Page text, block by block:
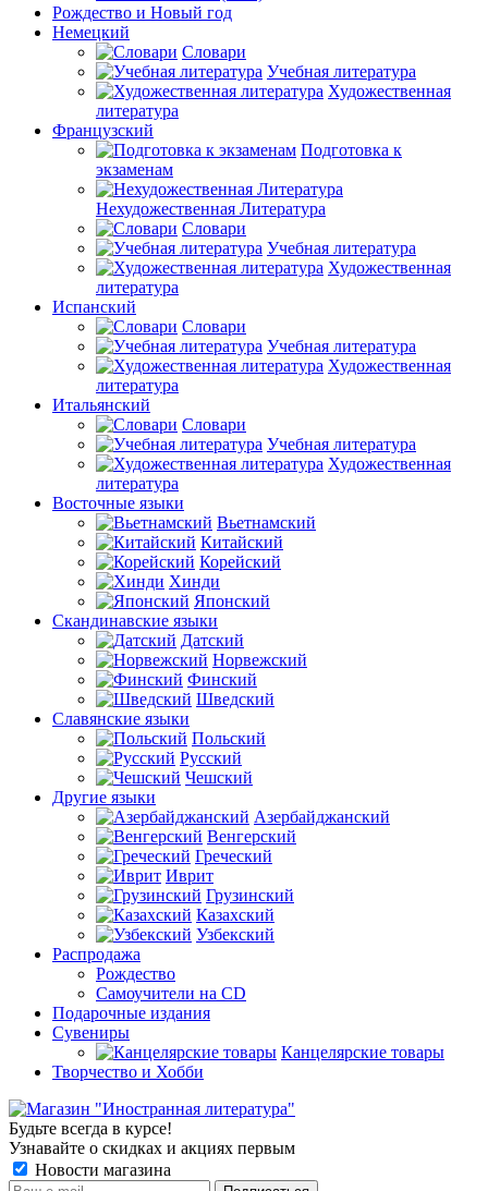
Рождество и Новый год
Немецкий
Словари
Учебная литература
Художественная
литература
Французский
Подготовка к
экзаменам
Нехудожественная Литература
Словари
Учебная литература
Художественная
литература
Испанский
Словари
Учебная литература
Художественная
литература
Итальянский
Словари
Учебная литература
Художественная
литература
Восточные языки
Вьетнамский
Китайский
Корейский
Хинди
Японский
Скандинавские языки
Датский
Норвежский
Финский
Шведский
Славянские языки
Польский
Русский
Чешский
Другие языки
Азербайджанский
Венгерский
Греческий
Иврит
Грузинский
Казахский
Узбекский
Распродажа
Рождество
Самоучители на CD
Подарочные издания
Сувениры
Канцелярские товары
Творчество и Хобби
Будьте всегда в курсе!
Узнавайте о скидках и акциях первым
Новости магазина